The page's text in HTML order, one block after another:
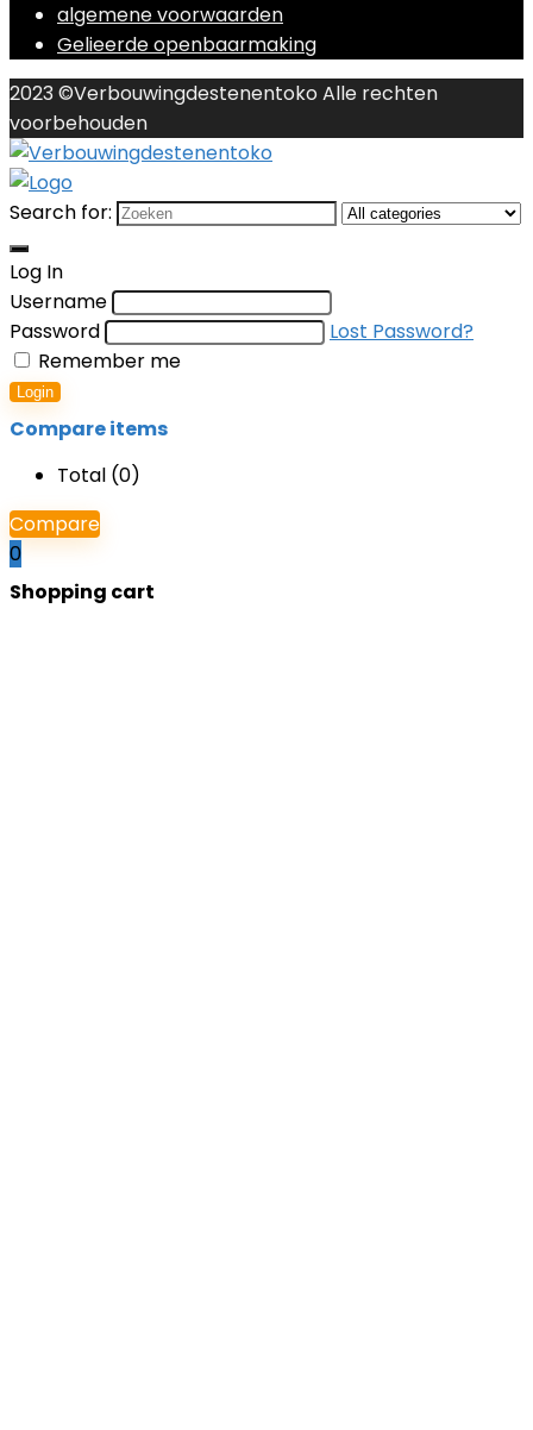
algemene voorwaarden
Gelieerde openbaarmaking
2023 ©Verbouwingdestenentoko Alle rechten
voorbehouden
Search for:
Log In
Username
Password
Lost Password?
Remember me
Login
Compare items
Total (0)
Compare
0
Shopping cart